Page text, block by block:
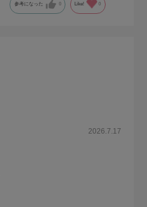
参考になった 0 Like! 0
2026.7.17